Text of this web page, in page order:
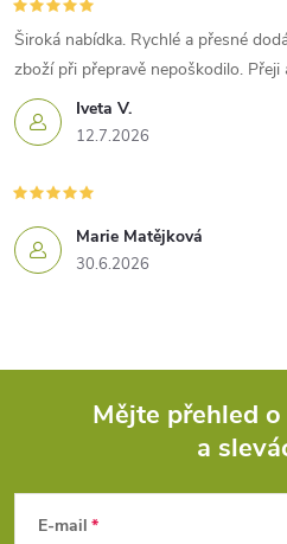
Iveta V.
12.7.2026
Široká nabídka. Rychlé a přesné
zboží při přepravě nepoškodilo. Přeji
Marie Matějková
30.6.2026
Mějte přehled
a
E-mail